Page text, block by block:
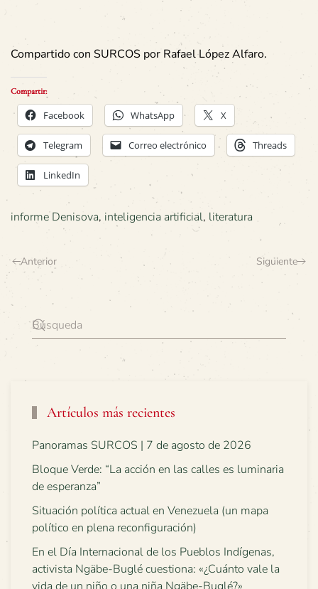
Compartido con SURCOS por Rafael López Alfaro.
Compartir:
Facebook WhatsApp X
Telegram Correo electrónico Threads
LinkedIn
informe Denisova, inteligencia artificial, literatura
Anterior Siguiente
Artículos más recientes
Panoramas SURCOS | 7 de agosto de 2026
Bloque Verde: “La acción en las calles es luminaria
de esperanza”
Situación política actual en Venezuela (un mapa
político en plena reconfiguración)
En el Día Internacional de los Pueblos Indígenas,
activista Ngäbe-Buglé cuestiona: «¿Cuánto vale la